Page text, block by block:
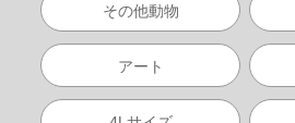
その他動物
アート